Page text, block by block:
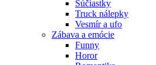
Súčiastky
Truck nálepky
Vesmír a ufo
Zábava a emócie
Funny
Horor